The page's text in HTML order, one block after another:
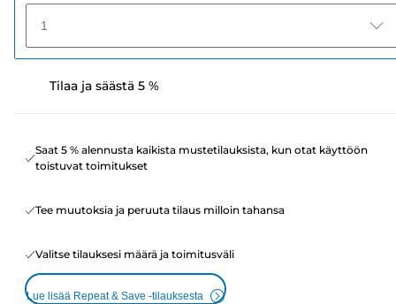
1
Tilaa ja säästä 5 %
Saat 5 % alennusta kaikista mustetilauksista, kun otat käyttöön
toistuvat toimitukset
Tee muutoksia ja peruuta tilaus milloin tahansa
Valitse tilauksesi määrä ja toimitusväli
Lue lisää Repeat & Save -tilauksesta